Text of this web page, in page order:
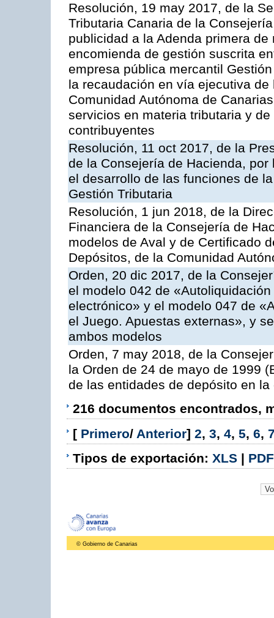
Resolución, 19 may 2017, de la
Tributaria Canaria de la
publicidad a la Adenda primera
encomienda de gestión suscrita
empresa pública mercantil
la recaudación en vía ejecutiva
Comunidad Autónoma de
servicios en materia tributaria y
contribuyentes
Resolución, 11 oct 2017, de la
de la Consejería de Hacienda,
el desarrollo de las funciones de
Gestión Tributaria
Resolución, 1 jun 2018, de la
Financiera de la Consejería de
modelos de Aval y de Certificado
Depósitos, de la Comunidad
Orden, 20 dic 2017, de la
el modelo 042 de
electrónico» y el modelo 047 de
el Juego. Apuestas externas», y
ambos modelos
Orden, 7 may 2018, de la
la Orden de 24 de mayo de 1999
de las entidades de depósito en
216 documentos encontrados,
[ Primero/ Anterior] 2, 3, 4, 5, 6,
Tipos de exportación: XLS | PDF
© Gobierno de Canarias